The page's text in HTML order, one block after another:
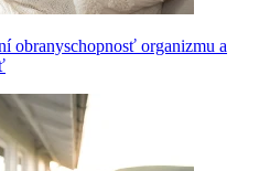
obranyschopnosť organizmu a